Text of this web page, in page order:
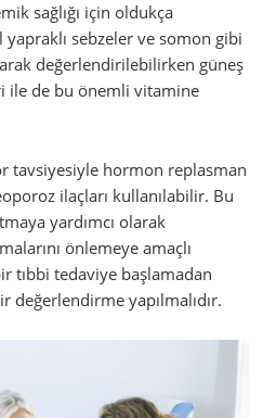
sağlığı için oldukça
sebzeler ve somon gibi
değerlendirilebilirken güneş
ile de bu önemli vitamine
tavsiyesiyle hormon replasman
ilaçları kullanılabilir. Bu
yardımcı olarak
önlemeye amaçlı
tıbbi tedaviye başlamadan
değerlendirme yapılmalıdır.